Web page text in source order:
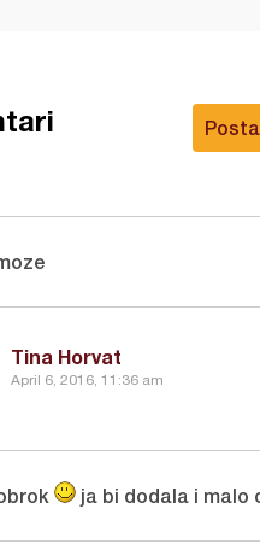
Tina Horvat
April 6, 2016, 11:36 am
ja bi dodala i malo